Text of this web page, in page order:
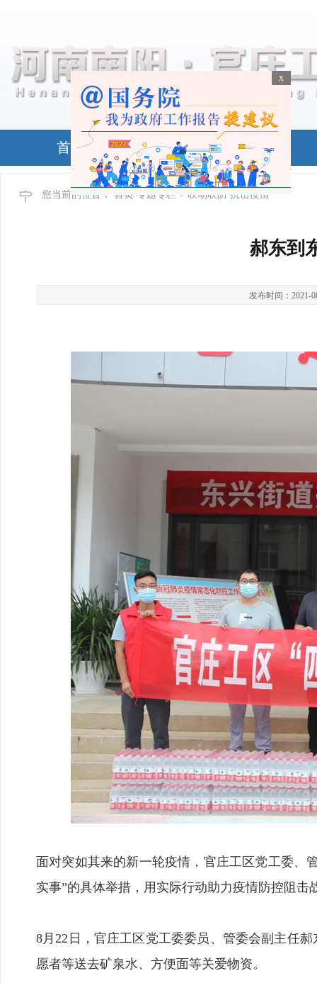
x
首页 政务公开
您当前的位置： 首页 专题专栏 > 联动联防 抗击疫情
郝东到
发布时间：2021-
面对突如其来的新一轮疫情，官庄工区党工委、
实事”的具体举措，用实际行动助力疫情防控阻击
8月22日，官庄工区党工委委员、管委会副主任
愿者等送去矿泉水、方便面等关爱物资。
x